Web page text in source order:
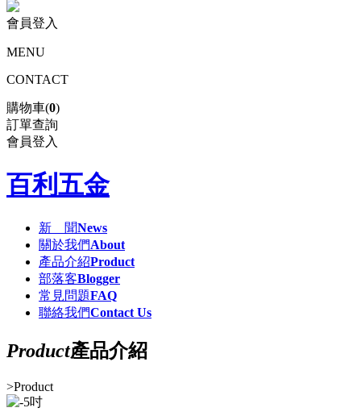
會員登入
MENU
CONTACT
購物車(0)
訂單查詢
會員登入
百利五金
新 聞News
關於我們About
產品介紹Product
部落客Blogger
常見問題FAQ
聯絡我們Contact Us
Product產品介紹
>Product